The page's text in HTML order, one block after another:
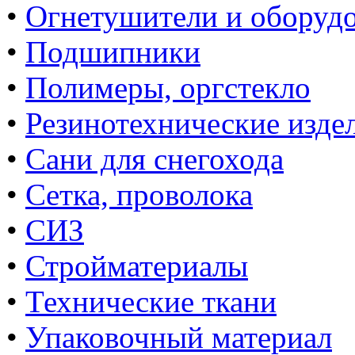
• Огнетушители и
• Подшипники
• Полимеры, оргстекло
• Резинотехнические
• Сани для снегохода
• Сетка, проволока
• СИЗ
• Стройматериалы
• Технические ткани
• Упаковочный материал